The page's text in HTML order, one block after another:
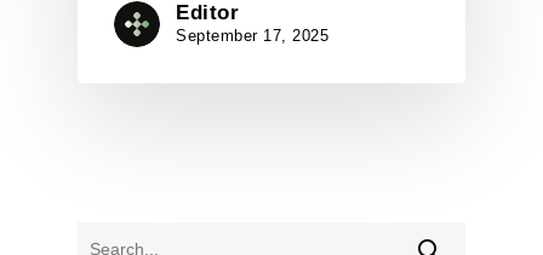
Editor
September 17, 2025